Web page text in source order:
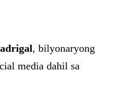
, bilyonaryong
media dahil sa